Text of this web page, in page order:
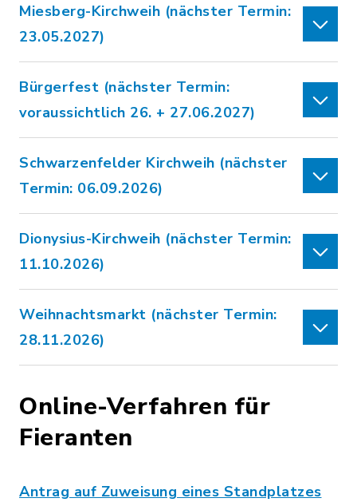
Miesberg-Kirchweih (nächster Termin:
23.05.2027)
Bürgerfest (nächster Termin:
voraussichtlich 26. + 27.06.2027)
Schwarzenfelder Kirchweih (nächster
Termin: 06.09.2026)
Dionysius-Kirchweih (nächster Termin:
11.10.2026)
Weihnachtsmarkt (nächster Termin:
28.11.2026)
Online-Verfahren für
Fieranten
Antrag auf Zuweisung eines Standplatzes